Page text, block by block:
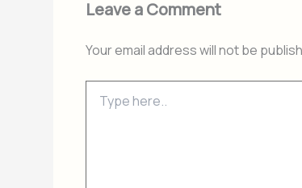
Leave a Comment
Your email address will not be
here..